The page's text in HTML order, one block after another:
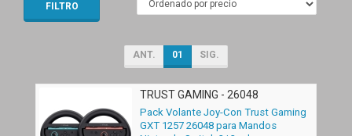
FILTRO
ANT. 01 SIG.
TRUST GAMING - 26048
Pack Volante Joy-Con Trust Gaming
GXT 1257 26048 para Mandos